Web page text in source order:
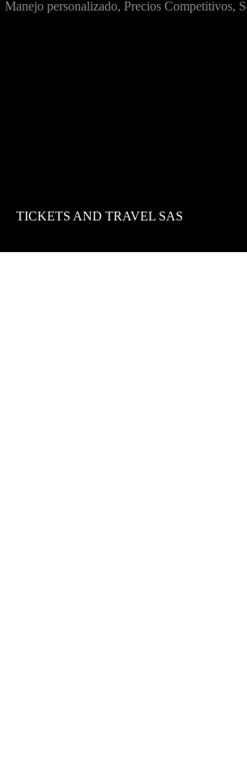
Manejo personalizado, Precios Competitivos,
TICKETS AND TRAVEL SAS